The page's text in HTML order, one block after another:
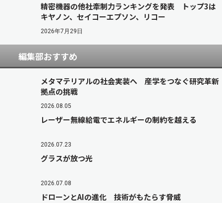
精密機器の他社牽制力ランキングを発表 トップ3は
キヤノン、セイコーエプソン、リコー
2026年7月29日
編集部おすすめ
メタマテリアルの社会実装へ 産学をつなぐ研究革新
拠点の挑戦
2026.08.05
レーザー無線給電でエネルギーの制約を越える
2026.07.23
グラスが放つ光
2026.07.08
ドローンとAIの進化 技術がもたらす脅威